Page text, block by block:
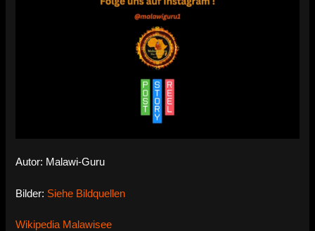
Autor: Malawi-Guru
Bilder: Siehe Bildquellen
Wikipedia Malawisee